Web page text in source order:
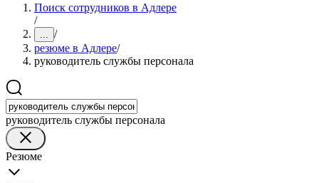
Поиск сотрудников в Адлере
/
... /
резюме в Адлере/
руководитель службы персонала
руководитель службы персонала
Резюме